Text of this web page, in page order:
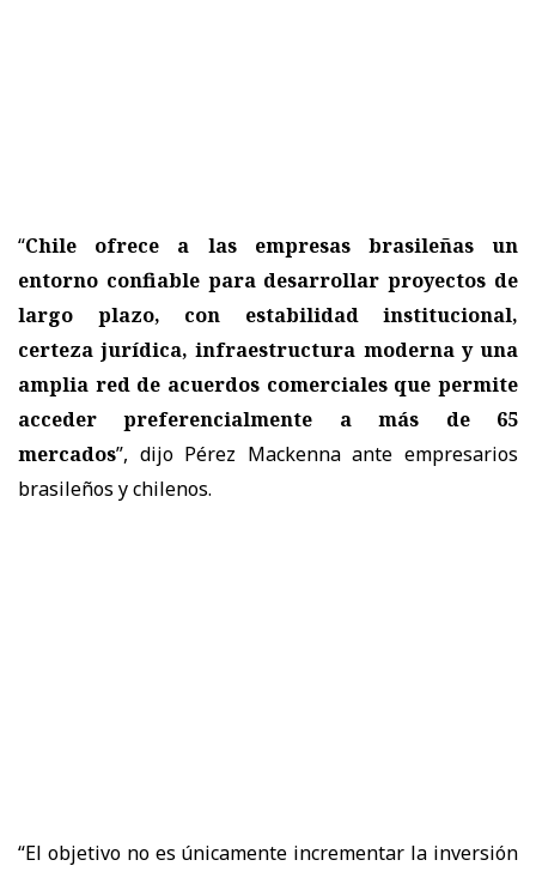
“Chile ofrece a las empresas brasileñas un
entorno confiable para desarrollar proyectos de
largo plazo, con estabilidad institucional,
certeza jurídica, infraestructura moderna y una
amplia red de acuerdos comerciales que permite
acceder preferencialmente a más de 65
mercados”, dijo Pérez Mackenna ante empresarios
brasileños y chilenos.
“El objetivo no es únicamente incrementar la inversión